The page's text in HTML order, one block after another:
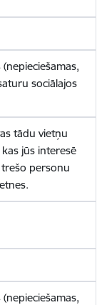
sociālajos
tādu vietņu
jūs interesē
personu